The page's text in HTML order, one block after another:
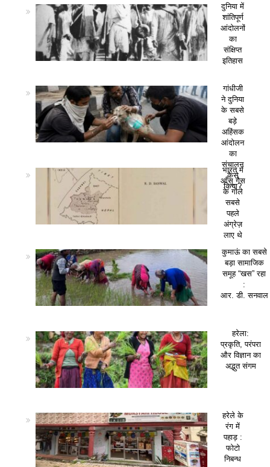
दुनिया में
शांतिपूर्ण
आंदोलनों
का
संक्षिप्त
इतिहास
गांधीजी
ने दुनिया
के सबसे
बड़े
अहिंसक
आंदोलन
का
संचालन
कैसे
किया?
भारत में
आँसू गैस
के गोले
सबसे
पहले
अंग्रेज़
लाए थे
कुमाऊं का सबसे
बड़ा सामाजिक
समूह “खस” रहा
:
आर. डी. सनवाल
हरेला:
प्रकृति, परंपरा
और विज्ञान का
अद्भुत संगम
हरेले के
रंग में
पहाड़ :
फोटो
निबन्ध